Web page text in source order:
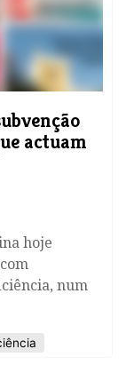
actuam
hoje
num